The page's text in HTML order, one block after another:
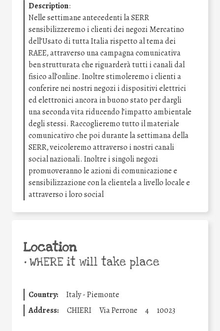
Description:
Nelle settimane antecedenti la SERR
sensibilizzeremo i clienti dei negozi Mercatino
dell’Usato di tutta Italia rispetto al tema dei
RAEE, attraverso una campagna comunicativa
ben strutturata che riguarderà tutti i canali dal
fisico all’online. Inoltre stimoleremo i clienti a
conferire nei nostri negozi i dispositivi elettrici
ed elettronici ancora in buono stato per dargli
una seconda vita riducendo l’impatto ambientale
degli stessi. Raccoglieremo tutto il materiale
comunicativo che poi durante la settimana della
SERR, veicoleremo attraverso i nostri canali
social nazionali. Inoltre i singoli negozi
promuoveranno le azioni di comunicazione e
sensibilizzazione con la clientela a livello locale e
attraverso i loro social
Location
•WHERE it will take place
Country:
Italy - Piemonte
Address:
CHIERI Via Perrone 4 10023